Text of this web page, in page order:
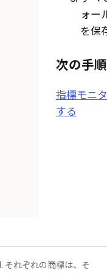
ォー
を保
次の手順
指標モニ
する
れぞれの商標は、そ